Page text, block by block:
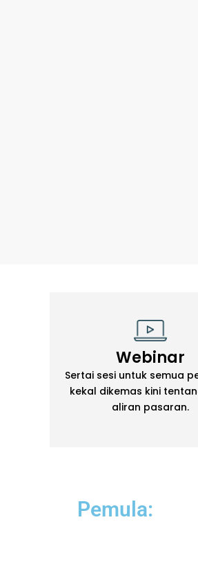
Webinar
Sertai sesi untuk semua
kekal dikemas kini
aliran pasaran.
Pemula: